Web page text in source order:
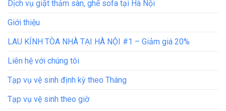
Dịch vụ giặt thảm sàn, ghế sofa tại Hà Nội
Giới thiệu
LAU KÍNH TÒA NHÀ TẠI HÀ NỘI #1 – Giảm giá 20%
Liên hệ với chúng tôi
Tạp vụ vệ sinh định kỳ theo Tháng
Tạp vụ vệ sinh theo giờ